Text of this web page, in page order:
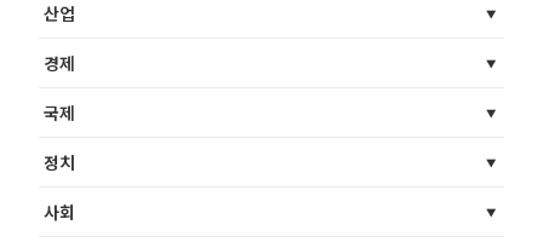
산업
경제
국제
정치
사회